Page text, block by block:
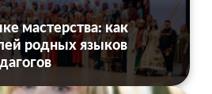
мастерства: как
родных языков